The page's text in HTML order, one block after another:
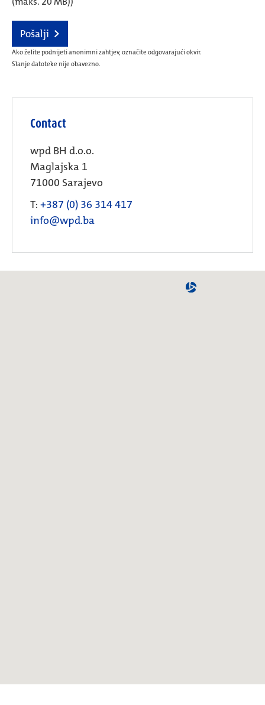
Pošalji
Ako želite podnijeti anonimni zahtjev, označite odgovarajući okvir.
Slanje datoteke nije obavezno.
Contact
wpd BH d.o.o.
Maglajska 1
71000 Sarajevo
T: +387 (0) 36 314 417
info@wpd.ba